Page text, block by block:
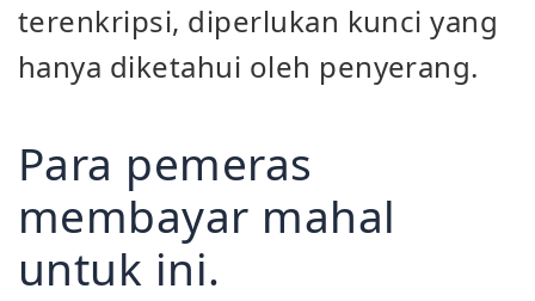
terenkripsi, diperlukan kunci yang
hanya diketahui oleh penyerang.
Para pemeras
membayar mahal
untuk ini.